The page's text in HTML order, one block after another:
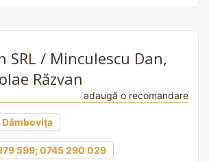
SRL / Minculescu Dan,
Răzvan
adaugă o recomandare
Dâmbovița
599; 0745 290 029